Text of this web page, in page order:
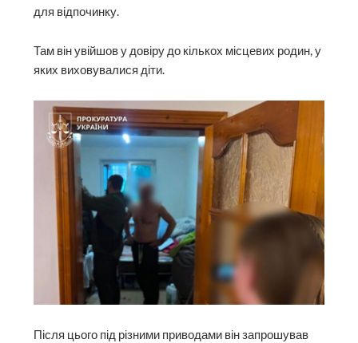
для відпочинку.
Там він увійшов у довіру до кількох місцевих родин, у
яких виховувалися діти.
Після цього під різними приводами він запрошував